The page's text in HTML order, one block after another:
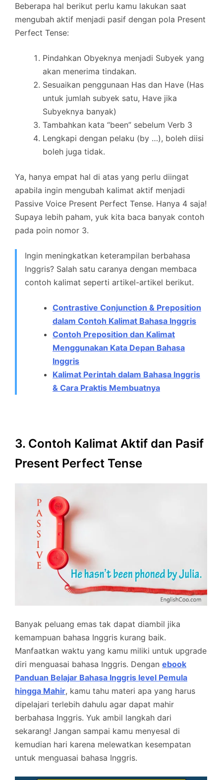
Beberapa hal berikut perlu kamu lakukan saat
mengubah aktif menjadi pasif dengan pola Present
Perfect Tense:
Pindahkan Obyeknya menjadi Subyek yang
akan menerima tindakan.
Sesuaikan penggunaan Has dan Have (Has
untuk jumlah subyek satu, Have jika
Subyeknya banyak)
Tambahkan kata “been” sebelum Verb 3
Lengkapi dengan pelaku (by …), boleh diisi
boleh juga tidak.
Ya, hanya empat hal di atas yang perlu diingat
apabila ingin mengubah kalimat aktif menjadi
Passive Voice Present Perfect Tense. Hanya 4 saja!
Supaya lebih paham, yuk kita baca banyak contoh
pada poin nomor 3.
Ingin meningkatkan keterampilan berbahasa
Inggris? Salah satu caranya dengan membaca
contoh kalimat seperti artikel-artikel berikut.
Contrastive Conjunction & Preposition
dalam Contoh Kalimat Bahasa Inggris
Contoh Preposition dan Kalimat
Menggunakan Kata Depan Bahasa
Inggris
Kalimat Perintah dalam Bahasa Inggris
& Cara Praktis Membuatnya
3. Contoh Kalimat Aktif dan Pasif
Present Perfect Tense
Banyak peluang emas tak dapat diambil jika
kemampuan bahasa Inggris kurang baik.
Manfaatkan waktu yang kamu miliki untuk upgrade
diri menguasai bahasa Inggris. Dengan ebook
Panduan Belajar Bahasa Inggris level Pemula
hingga Mahir, kamu tahu materi apa yang harus
dipelajari terlebih dahulu agar dapat mahir
berbahasa Inggris. Yuk ambil langkah dari
sekarang! Jangan sampai kamu menyesal di
kemudian hari karena melewatkan kesempatan
untuk menguasai bahasa Inggris.